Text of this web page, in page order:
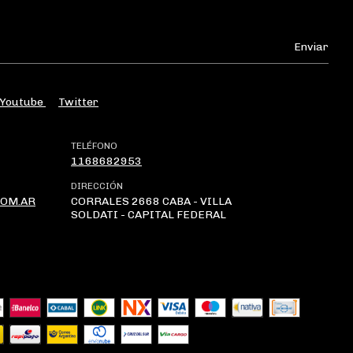
Youtube Twitter
TELÉFONO
1168682953
DIRECCIÓN
CORRALES 2668 CABA - VILLA
SOLDATI - CAPITAL FEDERAL